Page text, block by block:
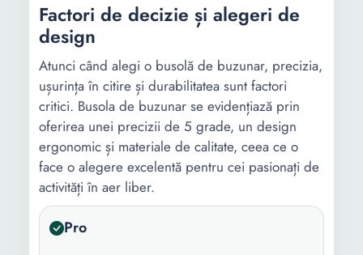
Factori de decizie și alegeri de
design
Atunci când alegi o busolă de buzunar, precizia,
ușurința în citire și durabilitatea sunt factori
critici. Busola de buzunar se evidențiază prin
oferirea unei precizii de 5 grade, un design
ergonomic și materiale de calitate, ceea ce o
face o alegere excelentă pentru cei pasionați de
activități în aer liber.
Pro